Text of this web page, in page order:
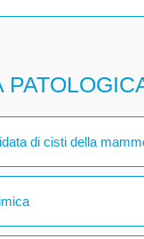
di cisti della